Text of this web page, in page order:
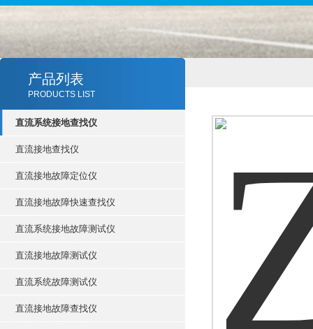
产品列表
PRODUCTS LIST
直流系统接地查找仪
直流接地查找仪
直流接地故障定位仪
直流接地故障快速查找仪
直流系统接地故障测试仪
直流接地故障测试仪
直流系统故障测试仪
直流接地故障查找仪